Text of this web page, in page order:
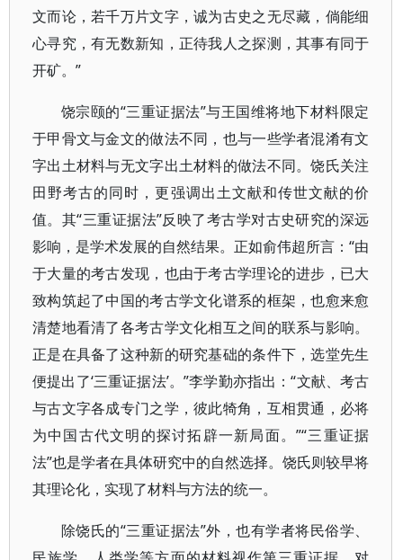
文而论，若千万片文字，诚为古史之无尽藏，倘能细
心寻究，有无数新知，正待我人之探测，其事有同于
开矿。”
饶宗颐的“三重证据法”与王国维将地下材料限定
于甲骨文与金文的做法不同，也与一些学者混淆有文
字出土材料与无文字出土材料的做法不同。饶氏关注
田野考古的同时，更强调出土文献和传世文献的价
值。其“三重证据法”反映了考古学对古史研究的深远
影响，是学术发展的自然结果。正如俞伟超所言：“由
于大量的考古发现，也由于考古学理论的进步，已大
致构筑起了中国的考古学文化谱系的框架，也愈来愈
清楚地看清了各考古学文化相互之间的联系与影响。
正是在具备了这种新的研究基础的条件下，选堂先生
便提出了‘三重证据法’。”李学勤亦指出：“文献、考古
与古文字各成专门之学，彼此犄角，互相贯通，必将
为中国古代文明的探讨拓辟一新局面。”“三重证据
法”也是学者在具体研究中的自然选择。饶氏则较早将
其理论化，实现了材料与方法的统一。
除饶氏的“三重证据法”外，也有学者将民俗学、